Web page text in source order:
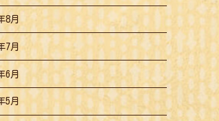
8月
7月
6月
5月